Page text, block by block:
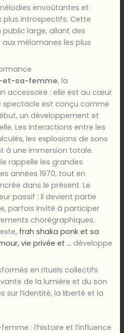
envoûtantes et
introspectifs. Cette
large, allant des
mélomanes les plus
et-sa-femme, la
accessoire : elle est au cœur
spectacle est conçu comme
un développement et
Les interactions entre les
les explosions de sons
à une immersion totale.
rappelle les grandes
années 1970, tout en
dans le présent. Le
passif : il devient partie
parfois invité à participer
chorégraphiques.
frah shaka ponk et sa
vie privée et … développe
en rituels collectifs
de la lumière et du son
sur l’identité, la liberté et la
: l’histoire et l’influence